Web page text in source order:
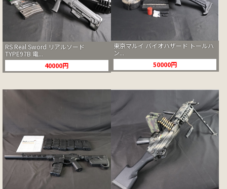
RS Real Sword リアルソード
TYPE97B 電...
40000円
東京マルイ バイオハザード トールハ
ン...
50000円